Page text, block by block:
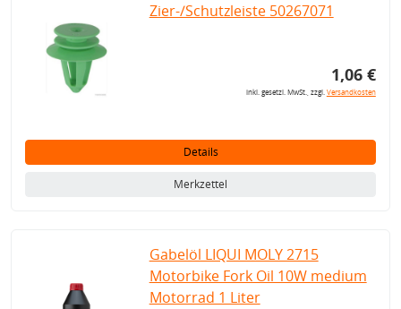
Zier-/Schutzleiste 50267071
1,06 €
inkl. gesetzl. MwSt., zzgl.Versandkosten
Details
Merkzettel
Gabelöl LIQUI MOLY 2715
Motorbike Fork Oil 10W medium
Motorrad 1 Liter